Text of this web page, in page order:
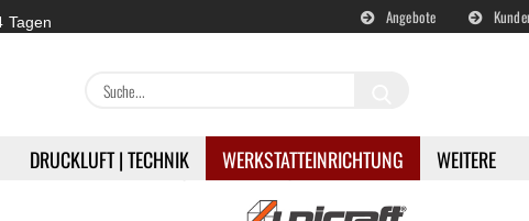
Tagen Angebote
DRUCKLUFT | TECHNIK WERKSTATTEINRICHTUNG WEITERE
» Unicraft DHG 30 Dieselheizgerät - 30 kW Leistung